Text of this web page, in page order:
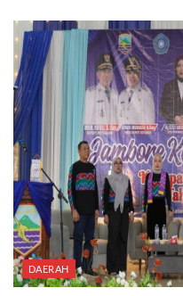
DAERAH